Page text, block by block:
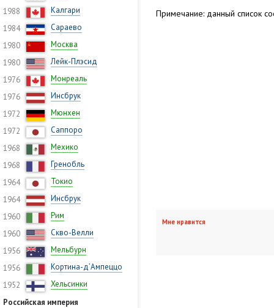
1988
Калгари
1984
Сараево
1980
Москва
1980
Лейк-Плэсид
1976
Монреаль
1976
Инсбрук
1972
Мюнхен
1972
Саппоро
1968
Мехико
1968
Гренобль
1964
Токио
1964
Инсбрук
1960
Рим
1960
Скво-Велли
1956
Мельбурн
1956
Кортина-д’Ампеццо
1952
Хельсинки
Российская империя
Примечание: данный список
Мне нравится